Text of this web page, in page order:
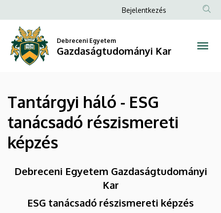
háló
ESG
tanácsadó
részismereti
képzés
Gazdaságtudományi
a
tartalomra
Anonim
menüje
Bejelentkezés
Debreceni Egyetem
Gazdaságtudományi Kar
Tantárgyi háló - ESG
tanácsadó részismereti
képzés
Debreceni Egyetem Gazdaságtudományi
Kar
ESG tanácsadó részismereti képzés